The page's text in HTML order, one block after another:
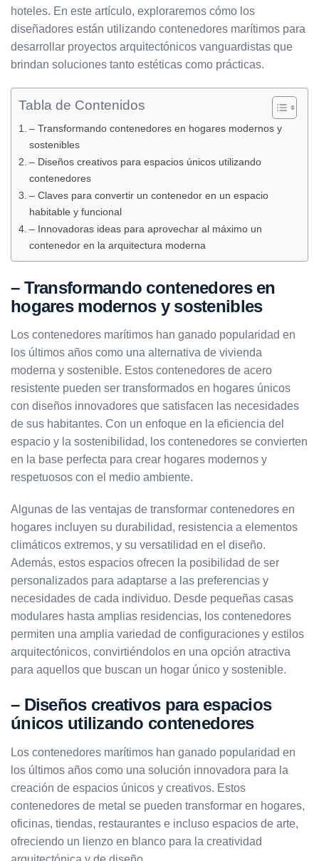
hoteles. En este artículo, exploraremos cómo los
diseñadores están utilizando contenedores marítimos para
desarrollar proyectos arquitectónicos vanguardistas que
brindan soluciones tanto estéticas como prácticas.
Tabla de Contenidos
– Transformando contenedores en hogares modernos y
sostenibles
– Diseños creativos para espacios únicos utilizando
contenedores
– Claves para convertir un contenedor en un espacio
habitable y funcional
– Innovadoras ideas para aprovechar al máximo un
contenedor en la arquitectura moderna
– Transformando contenedores en
hogares modernos y sostenibles
Los contenedores marítimos han ganado popularidad en
los últimos años como una alternativa de vivienda
moderna y sostenible. Estos contenedores de acero
resistente pueden ser transformados en hogares únicos
con diseños innovadores que satisfacen las necesidades
de sus habitantes. Con un enfoque en la eficiencia del
espacio y la sostenibilidad, los contenedores se convierten
en la base perfecta para crear hogares modernos y
respetuosos con el medio ambiente.
Algunas de las ventajas de transformar contenedores en
hogares incluyen su durabilidad, resistencia a elementos
climáticos extremos, y su versatilidad en el diseño.
Además, estos espacios ofrecen la posibilidad de ser
personalizados para adaptarse a las preferencias y
necesidades de cada individuo. Desde pequeñas casas
modulares hasta amplias residencias, los contenedores
permiten una amplia variedad de configuraciones y estilos
arquitectónicos, convirtiéndolos en una opción atractiva
para aquellos que buscan un hogar único y sostenible.
– Diseños creativos para espacios
únicos utilizando contenedores
Los contenedores marítimos han ganado popularidad en
los últimos años como una solución innovadora para la
creación de espacios únicos y creativos. Estos
contenedores de metal se pueden transformar en hogares,
oficinas, tiendas, restaurantes e incluso espacios de arte,
ofreciendo un lienzo en blanco para la creatividad